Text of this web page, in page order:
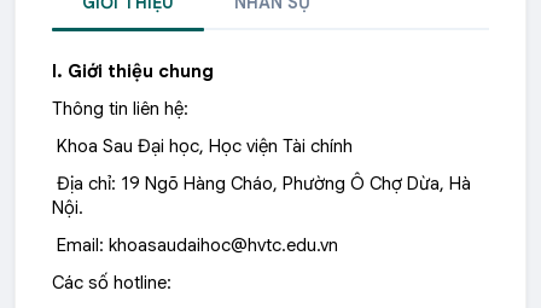
I. Giới thiệu chung
Thông tin liên hệ:
Khoa Sau Đại học, Học viện Tài chính
Địa chỉ: 19 Ngõ Hàng Cháo, Phường Ô Chợ Dừa, Hà
Nội.
Email: khoasaudaihoc@hvtc.edu.vn
Các số hotline: